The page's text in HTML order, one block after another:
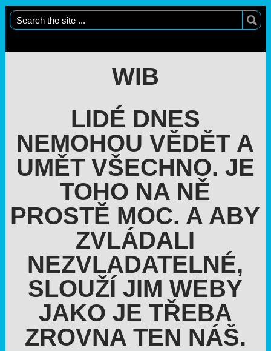
WIB
LIDÉ DNES
NEMOHOU VĚDĚT A
UMĚT VŠECHNO. JE
TOHO NA NĚ
PROSTĚ MOC. A ABY
ZVLÁDALI
NEZVLADATELNÉ,
SLOUŽÍ JIM WEBY
JAKO JE TŘEBA
ZROVNA TEN NÁŠ.